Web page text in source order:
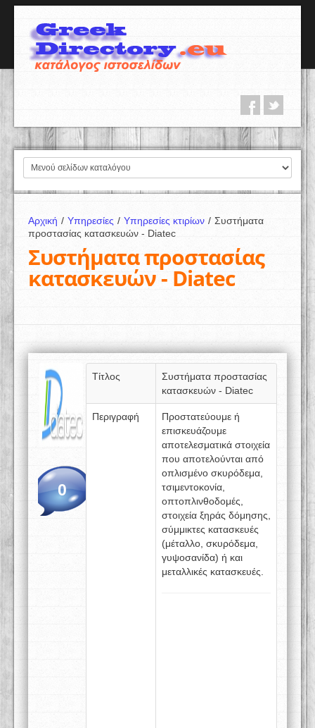
Αρχική / Υπηρεσίες / Υπηρεσίες κτιρίων / Συστήματα
προστασίας κατασκευών - Diatec
Συστήματα προστασίας
κατασκευών - Diatec
0
Τίτλος
Συστήματα προστασίας
κατασκευών - Diatec
Περιγραφή
Προστατεύουμε ή
επισκευάζουμε
αποτελεσματικά στοιχεία
που αποτελούνται από
οπλισμένο σκυρόδεμα,
τσιμεντοκονία,
οπτοπλινθοδομές,
στοιχεία ξηράς δόμησης,
σύμμικτες κατασκευές
(μέταλλο, σκυρόδεμα,
γυψοσανίδα) ή και
μεταλλικές κατασκευές.